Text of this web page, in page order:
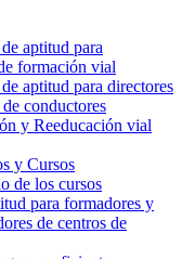
aptitud para
formación vial
aptitud para directores
de conductores
y Reeducación vial
y Cursos
de los cursos
para formadores y
de centros de